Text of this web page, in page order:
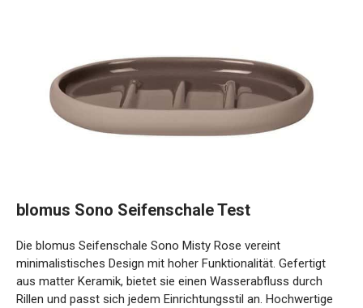
blomus Sono Seifenschale Test
Die blomus Seifenschale Sono Misty Rose vereint
minimalistisches Design mit hoher Funktionalität. Gefertigt
aus matter Keramik, bietet sie einen Wasserabfluss durch
Rillen und passt sich jedem Einrichtungsstil an. Hochwertige